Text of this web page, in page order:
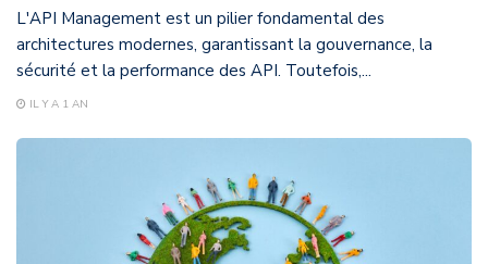
L'API Management est un pilier fondamental des
architectures modernes, garantissant la gouvernance, la
sécurité et la performance des API. Toutefois,...
IL Y A 1 AN